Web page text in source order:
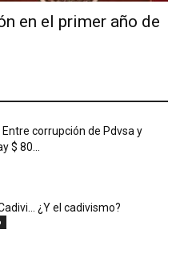
en el primer año de
corrupción de Pdvsa y
$ 80...
¿Y el cadivismo?